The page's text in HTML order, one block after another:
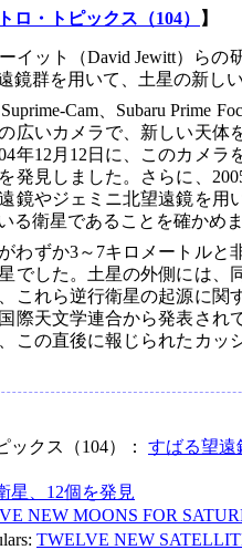
ロ・トピックス（104） 】
イット（David Jewitt）らの
鏡群を用いて、土星の新し
Cam、Subaru Prime
広いカメラで、新しい天体
年12月12日に、このカメラ
発見しました。さらに、
鏡やジェミニ北望遠鏡を用
る衛星であることを確かめま
わずか3～7キロメートルと
でした。土星の外側には、
これら逆行衛星の起源に関
際天文学連合から発表され
この直後に報じられたカッ
ックス（104）： すばる望遠
星、12個を発見
NEW MOONS FOR
TWELVE NEW